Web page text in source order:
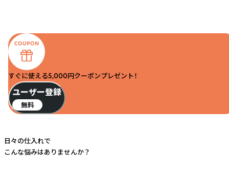
すぐに使える5,000円クーポンプレゼント！
ユーザー登録
無料
日々の仕入れで
こんな悩みはありませんか？